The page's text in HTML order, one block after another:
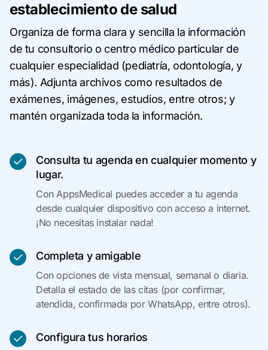
establecimiento de salud
Organiza de forma clara y sencilla la información
de tu consultorio o centro médico particular de
cualquier especialidad (pediatría, odontología, y
más). Adjunta archivos como resultados de
exámenes, imágenes, estudios, entre otros; y
mantén organizada toda la información.
Consulta tu agenda en cualquier momento y
lugar.
Con AppsMedical puedes acceder a tu agenda
desde cualquier dispositivo con acceso a internet.
¡No necesitas instalar nada!
Completa y amigable
Con opciones de vista mensual, semanal o diaria.
Detalla el estado de las citas (por confirmar,
atendida, confirmada por WhatsApp, entre otros).
Configura tus horarios